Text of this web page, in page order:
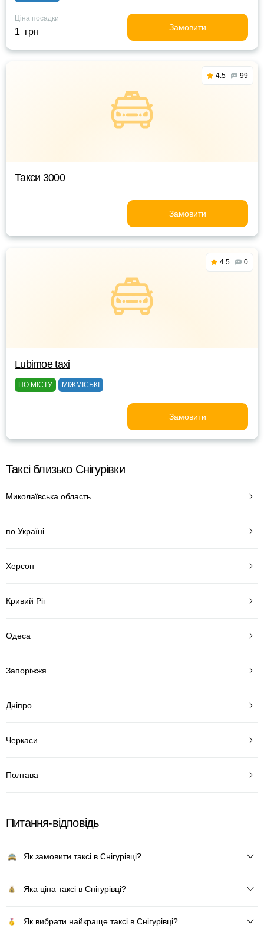
Ціна посадки
1 грн Замовити
4.5 99
Такси 3000
Замовити
4.5 0
Lubimoe taxi
ПО МІСТУ МІЖМІСЬКІ
Замовити
Таксі близько Снігурівки
Миколаївська область
по Україні
Херсон
Кривий Ріг
Одеса
Запоріжжя
Дніпро
Черкаси
Полтава
Питання-відповідь
Як замовити таксі в Снігурівці?
Яка ціна таксі в Снігурівці?
Як вибрати найкраще таксі в Снігурівці?